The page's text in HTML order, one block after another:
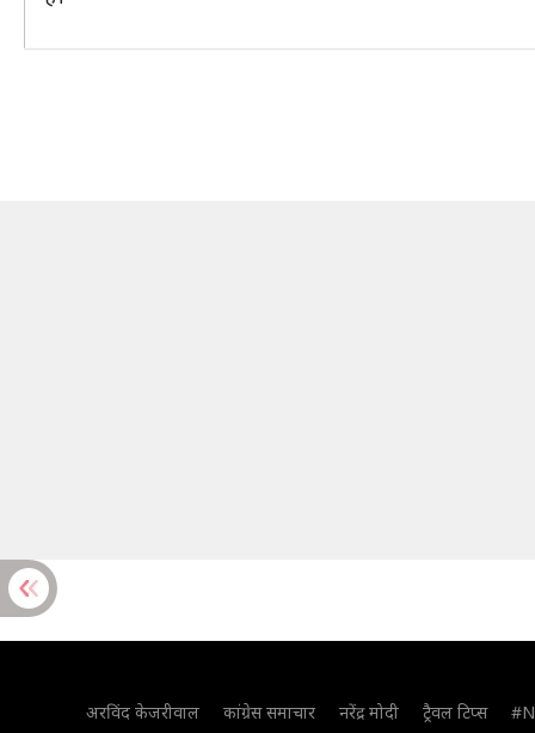
अरविंद केजरीवाल कांग्रेस समाचार नरेंद्र मोदी ट्रैवल टिप्स